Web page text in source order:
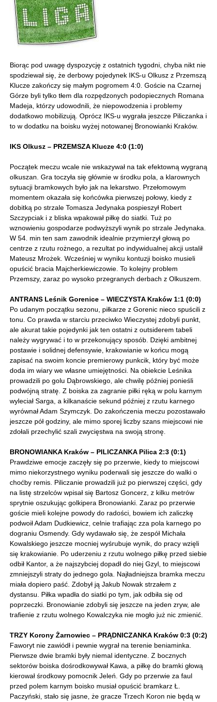
Biorąc pod uwagę dyspozycję z ostatnich tygodni, chyba nikt nie
spodziewał się, że derbowy pojedynek IKS-u Olkusz z Przemszą
Klucze zakończy się małym pogromem 4:0. Goście na Czarnej
Górze byli tylko tłem dla rozpędzonych podopiecznych Romana
Madeja, którzy udowodnili, że niepowodzenia i problemy
dodatkowo mobilizują. Oprócz IKS-u wygrała jeszcze Piliczanka i
to w dodatku na boisku wyżej notowanej Bronowianki Kraków.
IKS Olkusz – PRZEMSZA Klucze 4:0 (1:0)
Początek meczu wcale nie wskazywał na tak efektowną wygraną
olkuszan. Gra toczyła się głównie w środku pola, a klarownych
sytuacji bramkowych było jak na lekarstwo. Przełomowym
momentem okazała się końcówka pierwszej połowy, kiedy z
dobitką po strzale Tomasza Jedynaka pospieszył Robert
Szczypciak i z bliska wpakował piłkę do siatki. Tuż po
wznowieniu gospodarze podwyższyli wynik po strzale Jedynaka.
W 54. min ten sam zawodnik idealnie przymierzył głową po
centrze z rzutu rożnego, a rezultat po indywidualnej akcji ustalił
Mateusz Mrożek. Wcześniej w wyniku kontuzji boisko musieli
opuścić bracia Majcherkiewiczowie. To kolejny problem
Przemszy, zaraz po wysoko przegranych derbach z Olkuszem.
ANTRANS Leśnik Gorenice – WIECZYSTA Kraków 1:1 (0:0)
Po udanym początku sezonu, piłkarze z Gorenic nieco spuścili z
tonu. Co prawda w starciu przeciwko Wieczystej zdobyli punkt,
ale akurat takie pojedynki jak ten ostatni z outsiderem tabeli
należy wygrywać i to w przekonujący sposób. Dzięki ambitnej
postawie i solidnej defensywie, krakowianie w końcu mogą
zapisać na swoim koncie premierowy punkcik, który być może
doda im wiary we własne umiejętności. Na obiekcie Leśnika
prowadzili po golu Dąbrowskiego, ale chwilę później ponieśli
podwójną stratę. Z boiska za zagranie piłki ręką w polu karnym
wyleciał Sarga, a kilkanaście sekund później z rzutu karnego
wyrównał Adam Szymczyk. Do zakończenia meczu pozostawało
jeszcze pół godziny, ale mimo sporej liczby szans miejscowi nie
zdołali przechylić szali zwycięstwa na swoją stronę.
BRONOWIANKA Kraków – PILICZANKA Pilica 2:3 (0:1)
Prawdziwe emocje zaczęły się po przerwie, kiedy to miejscowi
mimo niekorzystnego wyniku poderwali się jeszcze do walki o
choćby remis. Piliczanie prowadzili już po pierwszej części, gdy
na listę strzelców wpisał się Bartosz Goncerz, z kilku metrów
sprytnie oszukując golkipera Bronowianki. Zaraz po przerwie
goście mieli kolejne powody do radości, bowiem ich zaliczkę
podwoił Adam Dudkiewicz, celnie trafiając zza pola karnego po
dograniu Osmendy. Gdy wydawało się, że zespół Michała
Kowalskiego jeszcze mocniej wyśrubuje wynik, do pracy wzięli
się krakowianie. Po uderzeniu z rzutu wolnego piłkę przed siebie
odbił Kantor, a że najszybciej dopadł do niej Gzyl, to miejscowi
zmniejszyli straty do jednego gola. Najładniejsza bramka meczu
miała dopiero paść. Zdobył ją Jakub Nowak strzałem z
dystansu. Piłka wpadła do siatki po tym, jak odbiła się od
poprzeczki. Bronowianie zdobyli się jeszcze na jeden zryw, ale
trafienie z rzutu wolnego Kowalczyka nie mogło już nic zmienić.
TRZY Korony Żarnowiec – PRĄDNICZANKA Kraków 0:3 (0:2)
Faworyt nie zawiódł i pewnie wygrał na terenie beniaminka.
Pierwsze dwie bramki były niemal identyczne. Z bocznych
sektorów boiska dośrodkowywał Kawa, a piłkę do bramki głową
kierował środkowy pomocnik Jeleń. Gdy po przerwie za faul
przed polem karnym boisko musiał opuścić bramkarz Ł.
Paczyński, stało się jasne, że gracze Trzech Koron nie będą w